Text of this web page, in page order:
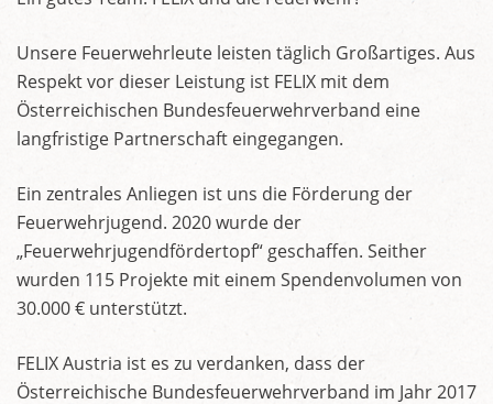
Unsere Feuerwehrleute leisten täglich Großartiges. Aus
Respekt vor dieser Leistung ist FELIX mit dem
Österreichischen Bundesfeuerwehrverband eine
langfristige Partnerschaft eingegangen.
Ein zentrales Anliegen ist uns die Förderung der
Feuerwehrjugend. 2020 wurde der
„Feuerwehrjugendfördertopf“ geschaffen. Seither
wurden 115 Projekte mit einem Spendenvolumen von
30.000 € unterstützt.
FELIX Austria ist es zu verdanken, dass der
Österreichische Bundesfeuerwehrverband im Jahr 2017